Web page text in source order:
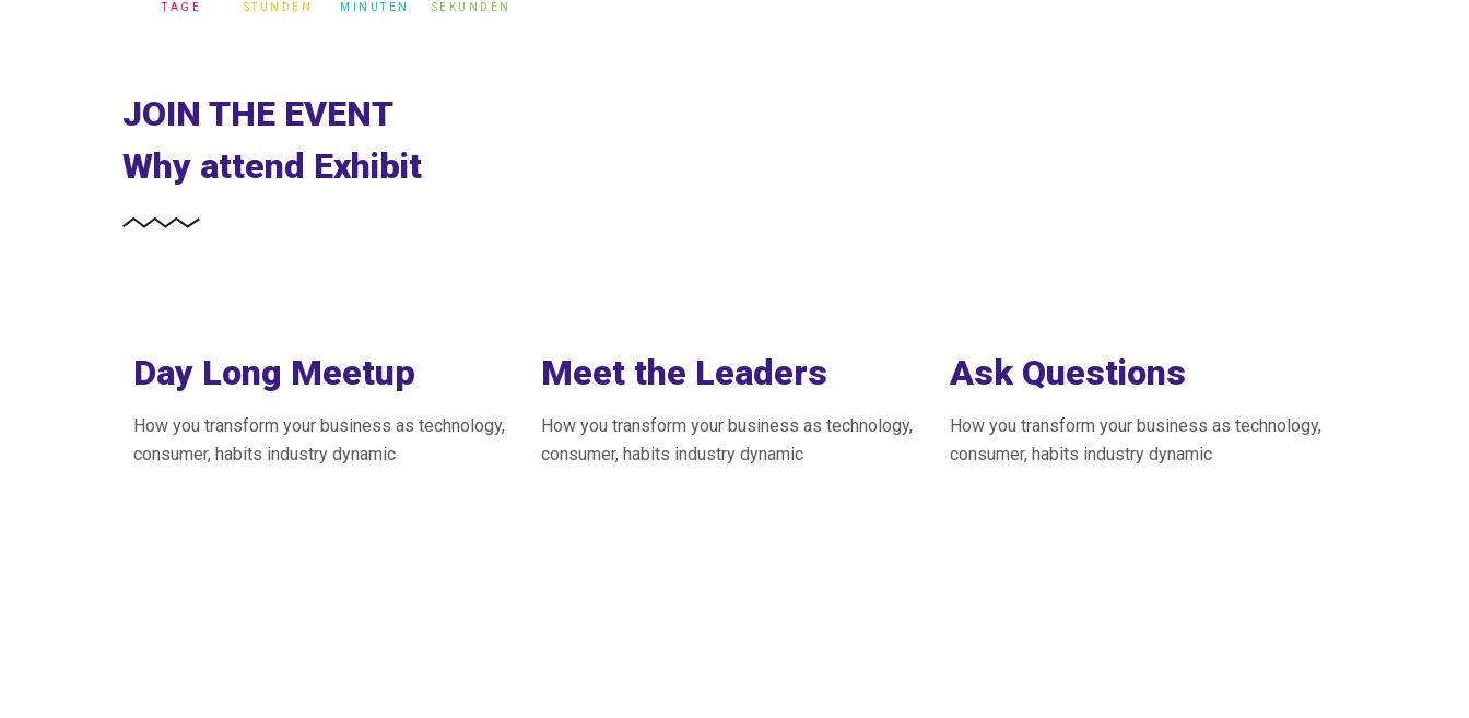
TAGE STUNDEN MINUTEN SEKUNDEN
JOIN THE EVENT
Why attend Exhibit
Day Long Meetup
How you transform your business as technology,
consumer, habits industry dynamic
Meet the Leaders
How you transform your business as technology,
consumer, habits industry dynamic
Ask Questions
How you transform your business as technology,
consumer, habits industry dynamic